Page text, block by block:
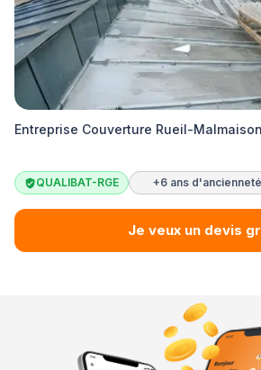
Entreprise Couverture Rueil-Malmaison
QUALIBAT-RGE +6 ans d'ancienneté
Je veux un devis